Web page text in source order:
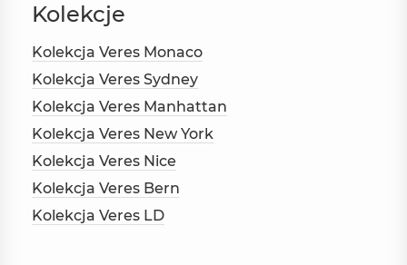
Kolekcje
Kolekcja Veres Monaco
Kolekcja Veres Sydney
Kolekcja Veres Manhattan
Kolekcja Veres New York
Kolekcja Veres Nice
Kolekcja Veres Bern
Kolekcja Veres LD